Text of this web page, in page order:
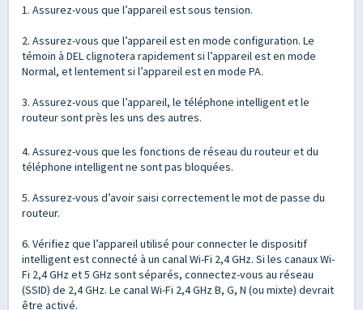
1. Assurez-vous que l’appareil est sous tension.
2. Assurez-vous que l’appareil est en mode configuration. Le
témoin à DEL clignotera rapidement si l’appareil est en mode
Normal, et lentement si l’appareil est en mode PA.
3. Assurez-vous que l’appareil, le téléphone intelligent et le
routeur sont près les uns des autres.
4. Assurez-vous que les fonctions de réseau du routeur et du
téléphone intelligent ne sont pas bloquées.
5. Assurez-vous d’avoir saisi correctement le mot de passe du
routeur.
6. Vérifiez que l’appareil utilisé pour connecter le dispositif
intelligent est connecté à un canal Wi-Fi 2,4 GHz. Si les canaux Wi-
Fi 2,4 GHz et 5 GHz sont séparés, connectez-vous au réseau
(SSID) de 2,4 GHz. Le canal Wi-Fi 2,4 GHz B, G, N (ou mixte) devrait
être activé.